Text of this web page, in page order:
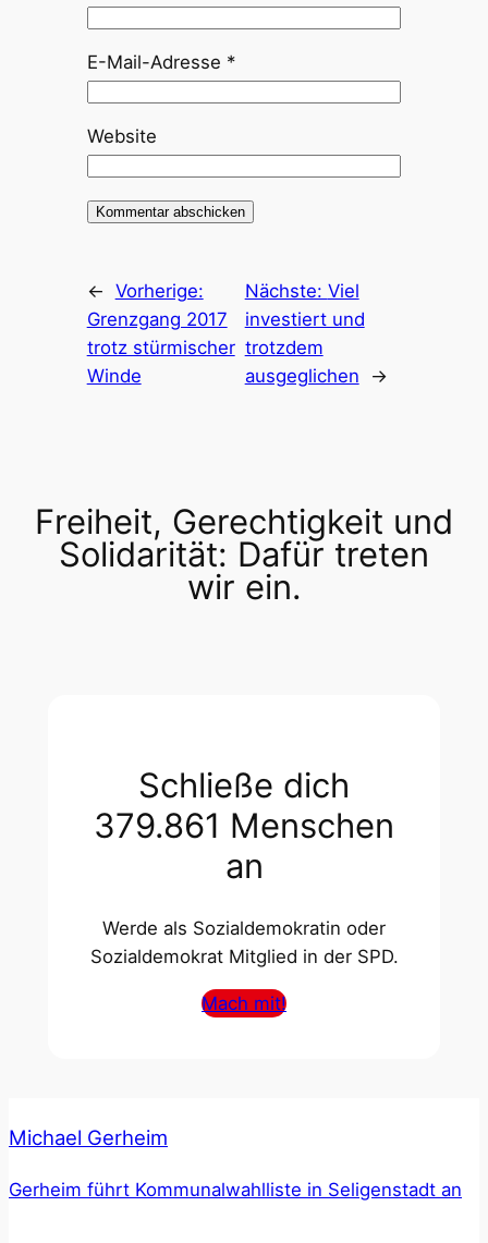
E-Mail-Adresse *
Website
← Vorherige:
Grenzgang 2017
trotz stürmischer
Winde
Nächste: Viel
investiert und
trotzdem
ausgeglichen
→
Freiheit, Gerechtigkeit und
Solidarität: Dafür treten
wir ein.
Schließe dich
379.861 Menschen
an
Werde als Sozialdemokratin oder
Sozialdemokrat Mitglied in der SPD.
Mach mit!
Michael Gerheim
Gerheim führt Kommunalwahlliste in Seligenstadt an